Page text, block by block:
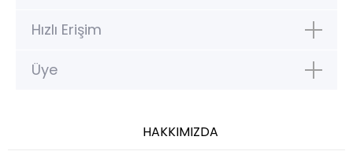
Hızlı Erişim
Üye
HAKKIMIZDA